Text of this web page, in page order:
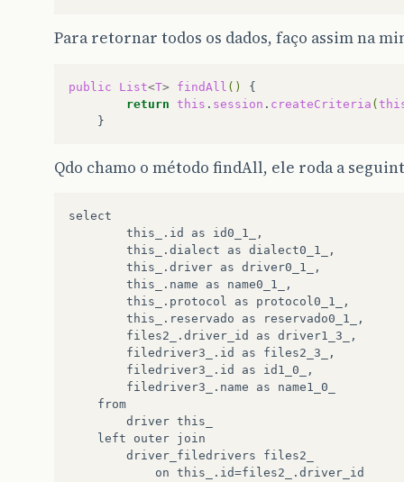
Para retornar todos os dados, faço assim na
public List<T> findAll ()
return this . session . createCriteria (
Qdo chamo o método findAll, ele roda a
select
        this_.id as id0_1_,
        this_.dialect as dialect0_1_,
        this_.driver as driver0_1_,
        this_.name as name0_1_,
        this_.protocol as protocol0_1_,
        this_.reservado as reservado0_1_,
        files2_.driver_id as driver1_3_,
        filedriver3_.id as files2_3_,
        filedriver3_.id as id1_0_,
        filedriver3_.name as name1_0_
    from
        driver this_
    left outer join
        driver_filedrivers files2_
            on this_.id=files2_.driver_id